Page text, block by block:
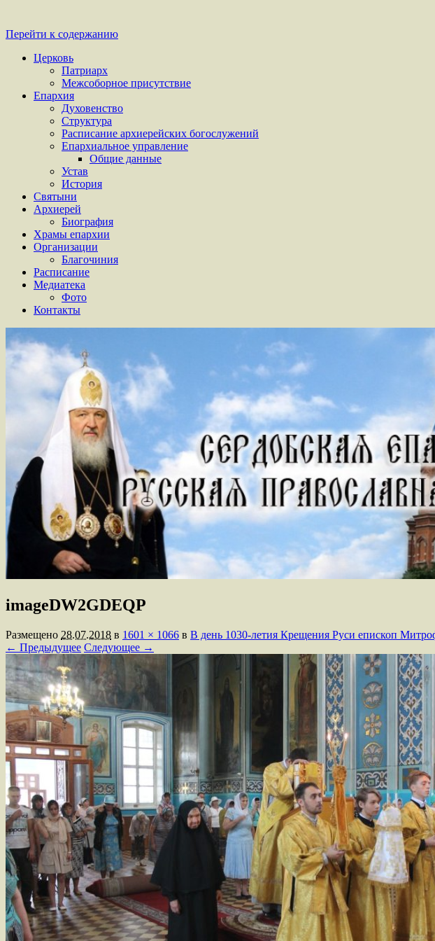
Перейти к содержанию
Церковь
Патриарх
Межсоборное присутствие
Епархия
Духовенство
Структура
Расписание архиерейских богослужений
Епархиальное управление
Общие данные
Устав
История
Святыни
Архиерей
Биография
Храмы епархии
Организации
Благочиния
Расписание
Медиатека
Фото
Контакты
imageDW2GDEQP
Размещено 28.07.2018 в 1601 × 1066 в В день 1030-летия Крещения Руси епископ
← Предыдущее Следующее →